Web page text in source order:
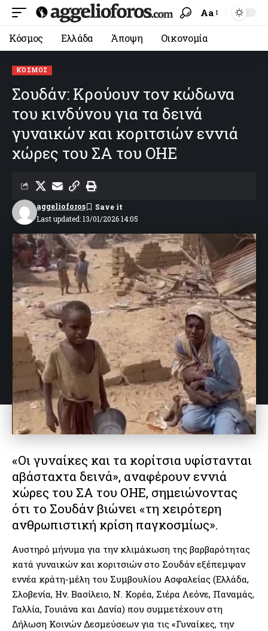
Aa
Κόσμος Ελλάδα Άποψη Οικονομία
ΚΌΣΜΟΣ
Σουδάν: Κρούουν τον κώδωνα
του κινδύνου για τα δεινά
γυναικών και κοριτσιών εννιά
χώρες του ΣΑ του ΟΗΕ
Last updated: 13/01/2026 14:05
aggelioforos
«Οι γυναίκες και τα κορίτσια υφίστανται
αβάσταχτα δεινά», αναφέρουν εννιά
χώρες του ΣΑ του ΟΗΕ, σημειώνοντας
ότι το Σουδάν βιώνει «τη χειρότερη
ανθρωπιστική κρίση παγκοσμίως».
Aυστηρό μήνυμα για την κλιμάκωση της βαρβαρότητας
κατά γυναικών και κοριτσιών στο Σουδάν εξέπεμψαν
εννέα κράτη-μέλη του Συμβουλίου Ασφαλείας (Ελλάδα,
Σλοβενία, Ην. Βασίλειο, Ν. Κορέα, Σιέρα Λεόνε, Παναμάς,
Γαλλία, Γουιάνα και Δανία) που συμμετέχουν στη
Δήλωση Κοινών Δεσμεύσεων για τις «Γυναίκες, την